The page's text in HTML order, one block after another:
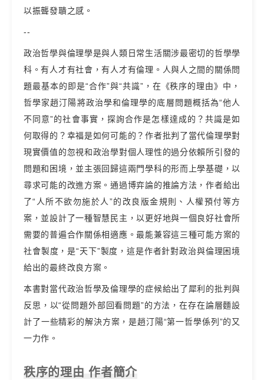
以振聾發聵之感。
--
政治哲學與倫理學是與人類日常生活關涉最密切的哲學學
科。有人才有社會，有人才有倫理。人與人之間的關係問
題最基本的即是“合作”與“共識”，在《秩序的理由》中，
哲學家趙汀陽將政治學和倫理學的底層問題概括為“他人
不同意”的社會事實，探詢合作是怎樣達成的？共識是如
何取得的？幸福是如何可能的？作者批判了當代倫理學對
現實價值的忽視和政治學對個人理性的過分依賴所引發的
問題和困境，並主張回歸這兩門學科的形而上學基礎，以
尋求可能的改進方案。通過博弈論的推論方法，作者給出
了“人所不欲勿施於人”的改良版金規則、人權預付等方
案，並設計了一種智慧民主，以更好地與一個良好社會所
需要的普遍合作關係相適應。最能兼容這三種可能方案的
社會製度，是“天下”製度，這是作者針對政治與倫理困境
給出的最終改良方案。
本書對當代政治哲學及倫理學的症候給出了犀利的批判與
反思，以“從問題外部回看問題”的方法，在存在論層麵設
計了一些精彩的解決方案，是趙汀陽“第一哲學係列”的又
一力作。
秩序的理由 作者簡介